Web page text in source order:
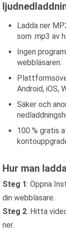
Ladda ner
som .mp3 av
Ingen
webbläsaren.
Android, iOS,
Säker och
100 % gratis
Hur man
Steg 1: Öppna
din webbläsare.
Steg 2: Hitta
ner.